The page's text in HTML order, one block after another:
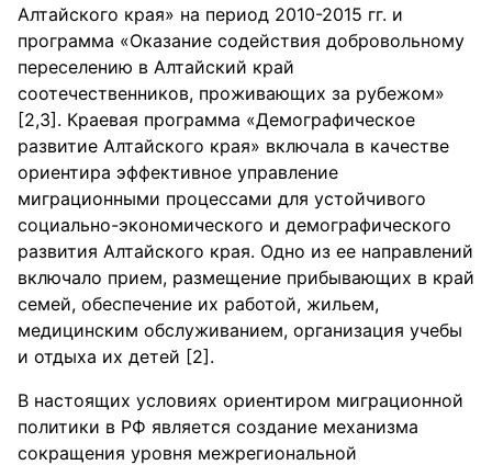
Алтайского края» на период 2010-2015 гг. и
программа «Оказание содействия добровольному
переселению в Алтайский край
соотечественников, проживающих за рубежом»
[2,3]. Краевая программа «Демографическое
развитие Алтайского края» включала в качестве
ориентира эффективное управление
миграционными процессами для устойчивого
социально-экономического и демографического
развития Алтайского края. Одно из ее направлений
включало прием, размещение прибывающих в край
семей, обеспечение их работой, жильем,
медицинским обслуживанием, организация учебы
и отдыха их детей [2].
В настоящих условиях ориентиром миграционной
политики в РФ является создание механизма
сокращения уровня межрегиональной